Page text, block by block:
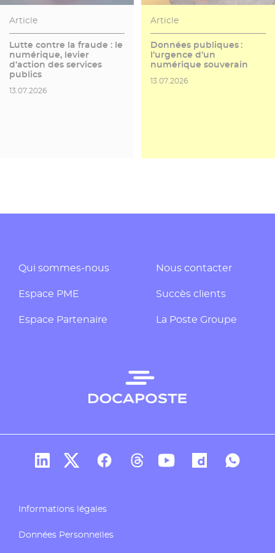
Article
Lutte contre la fraude : le
numérique, levier
d’action des services
publics
Date de publication
13.07.2026
Article
Données publiques :
l’urgence d’un
numérique souverain
Date de publication
13.07.2026
Qui sommes-nous
Espace PME
Espace Partenaire
Nous contacter
Succès clients
La Poste Groupe
Compte Linkedin de Docaposte
Compte X de Docaposte
Compte Facebook de Docaposte
Compte Threads de
Compte Youtube de
CompteCompte
Informations légales
Données Personnelles